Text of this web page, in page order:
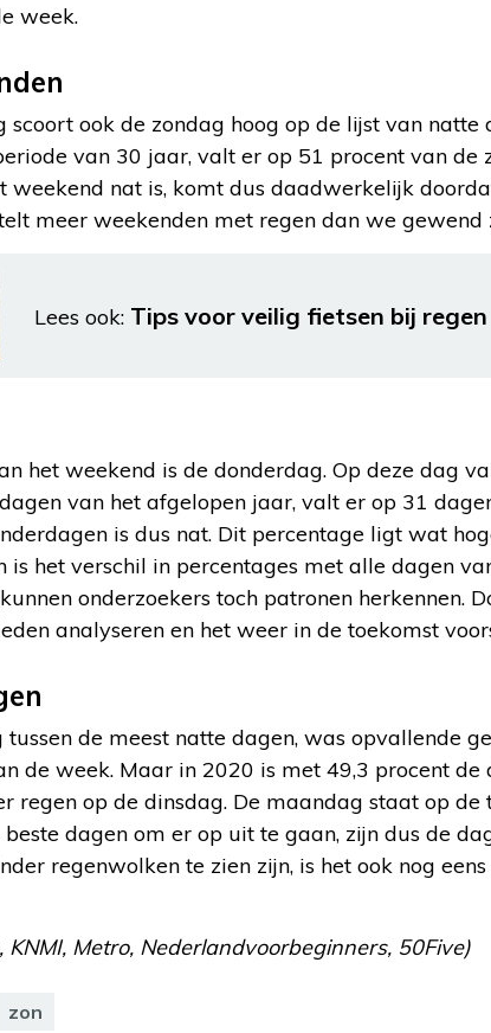
week.
scoort ook de zondag hoog op de lijst van natte
van 30 jaar, valt er op 51 procent van de
weekend nat is, komt dus daadwerkelijk
meer weekenden met regen dan we gewend
Lees ook: Tips voor veilig fietsen bij regen
het weekend is de donderdag. Op deze dag
van het afgelopen jaar, valt er op 31
is dus nat. Dit percentage ligt wat
is het verschil in percentages met alle dagen
onderzoekers toch patronen herkennen.
analyseren en het weer in de toekomst
tussen de meest natte dagen, was opvallende
de week. Maar in 2020 is met 49,3 procent de
regen op de dinsdag. De maandag staat op
dagen om er op uit te gaan, zijn dus de
regenwolken te zien zijn, is het ook nog
KNMI, Metro, Nederlandvoorbeginners, 50Five)
zon